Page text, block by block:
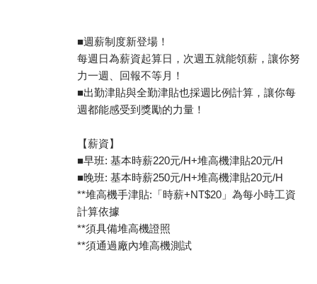
■週薪制度新登場！
每週日為薪資起算日，次週五就能領薪，讓你努
力一週、回報不等月！
■出勤津貼與全勤津貼也採週比例計算，讓你每
週都能感受到獎勵的力量！
【薪資】
■早班: 基本時薪220元/H+堆高機津貼20元/H
■晚班: 基本時薪250元/H+堆高機津貼20元/H
**堆高機手津貼:「時薪+NT$20」為每小時工資
計算依據
**須具備堆高機證照
**須通過廠內堆高機測試